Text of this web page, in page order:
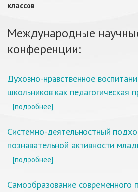
классов
Международные
конференции:
Духовно-нравственное
школьников как педагогическая
[подробнее]
Системно-деятельностный
познавательной активности
[подробнее]
Самообразование современного